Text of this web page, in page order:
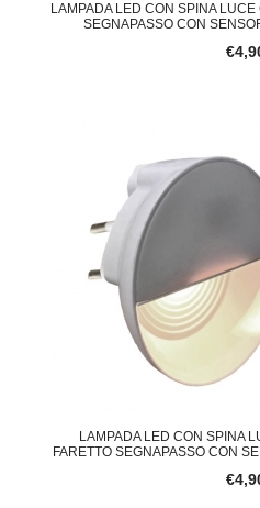
LAMPADA LED CON SPINA
SEGNAPASSO CON
LAMPADA LED CON SPINA
FARETTO SEGNAPASSO CON